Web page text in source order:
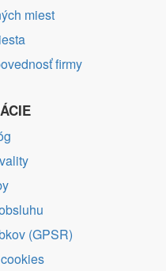
miest
firmy
(GPSR)